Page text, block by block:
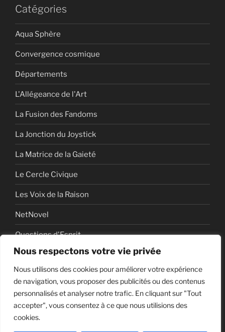
Nous respectons votre vie privée
Nous utilisons des cookies pour améliorer votre expérience
de navigation, vous proposer des publicités ou des contenus
personnalisés et analyser notre trafic. En cliquant sur "Tout
accepter", vous consentez à ce que nous utilisions des
cookies.
Catégories
Aqua Sphère
Convergence cosmique
Départements
L'Allégeance de l'Art
La Fusion des Fandoms
La Jonction du Joystick
La Matrice de la Gaieté
Le Cercle Civique
Les Voix de la Raison
NetNovel
Questions d'Esprit
Série
Série vidéo